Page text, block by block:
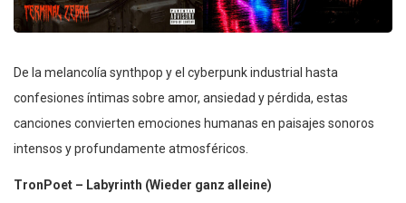
De la melancolía synthpop y el cyberpunk industrial hasta
confesiones íntimas sobre amor, ansiedad y pérdida, estas
canciones convierten emociones humanas en paisajes sonoros
intensos y profundamente atmosféricos.
TronPoet – Labyrinth (Wieder ganz alleine)